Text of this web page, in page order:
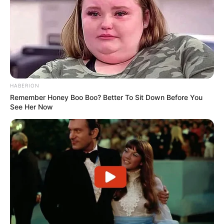
HABERION
Remember Honey Boo Boo? Better To Sit Down Before You
See Her Now